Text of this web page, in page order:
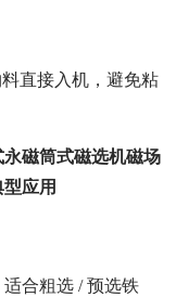
直接入机，避免粘
磁筒式磁选机磁场
应用
合粗选 / 预选铁